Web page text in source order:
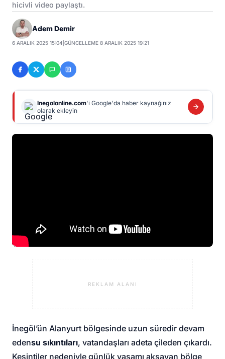
hicivli video paylaştı.
Adem Demir
6 ARALIK 2025 15:04 |GÜNCELLEME 8 ARALIK 2025 19:21
Inegolonline.com'i Google'da haber kaynağınız
olarak ekleyin
REKLAM ALANI
İnegöl’ün Alanyurt bölgesinde uzun süredir devam
edensu sıkıntıları, vatandaşları adeta çileden çıkardı.
Kesintiler nedeniyle günlük yaşamı aksayan bölge